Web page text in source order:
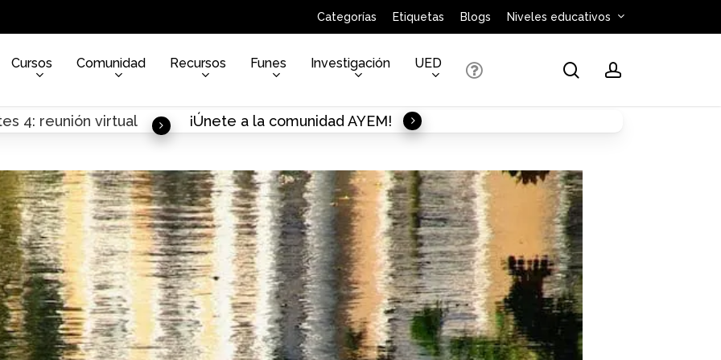
Categorías Etiquetas Blogs Niveles educativos
Cursos Comunidad Recursos Funes Investigación UED searchaccount
4: reunión virtual ¡Únete a la comunidad AYEM!